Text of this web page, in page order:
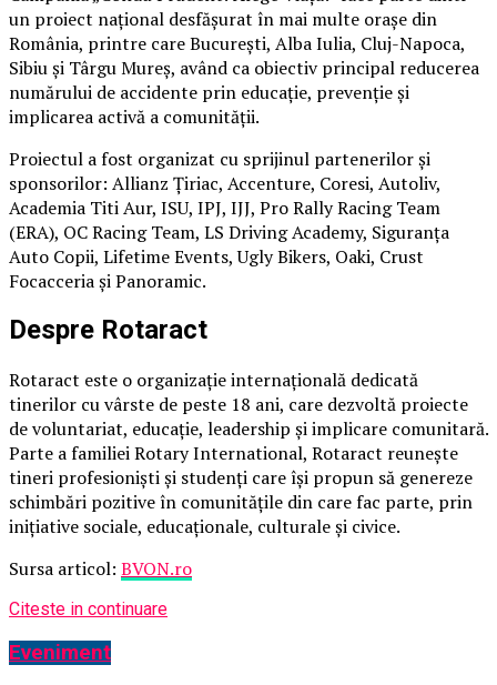
un proiect național desfășurat în mai multe orașe din
România, printre care București, Alba Iulia, Cluj-Napoca,
Sibiu și Târgu Mureș, având ca obiectiv principal reducerea
numărului de accidente prin educație, prevenție și
implicarea activă a comunității.
Proiectul a fost organizat cu sprijinul partenerilor și
sponsorilor: Allianz Țiriac, Accenture, Coresi, Autoliv,
Academia Titi Aur, ISU, IPJ, IJJ, Pro Rally Racing Team
(ERA), OC Racing Team, LS Driving Academy, Siguranța
Auto Copii, Lifetime Events, Ugly Bikers, Oaki, Crust
Focacceria și Panoramic.
Despre Rotaract
Rotaract este o organizație internațională dedicată
tinerilor cu vârste de peste 18 ani, care dezvoltă proiecte
de voluntariat, educație, leadership și implicare comunitară.
Parte a familiei Rotary International, Rotaract reunește
tineri profesioniști și studenți care își propun să genereze
schimbări pozitive în comunitățile din care fac parte, prin
inițiative sociale, educaționale, culturale și civice.
Sursa articol: BVON.ro
Citeste in continuare
Eveniment